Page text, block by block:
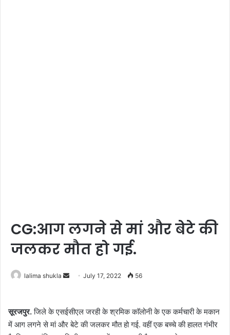
CG:आग लगने से मां और बेटे की
जलकर मौत हो गई.
lalima shukla
Send July 17, 2022 56
सूरजपुर.जिले के एसईसीएल जरही के श्रमिक काॅलोनी के एक कर्मचारी के मकान
में आग लगने से मां और बेटे की जलकर मौत हो गई. वहीं एक बच्चे की हालत गंभीर